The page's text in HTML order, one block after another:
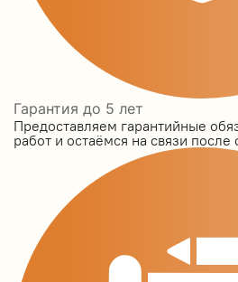
Гарантия до 5 лет
Предоставляем гарантийные
работ и остаёмся на связи после